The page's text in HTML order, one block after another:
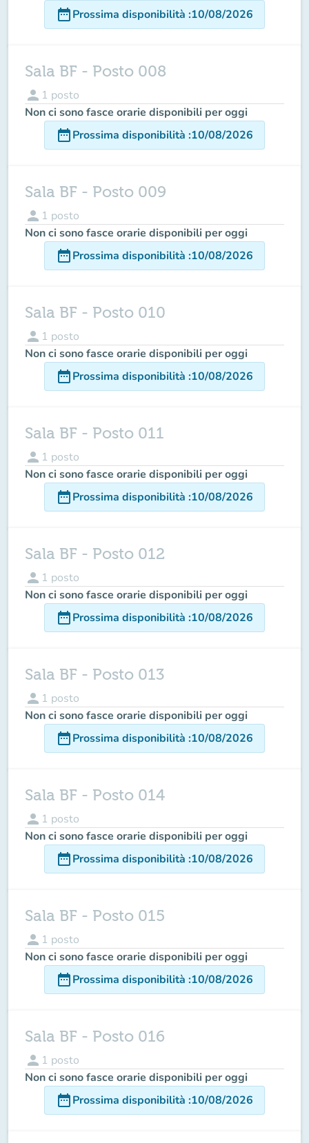
date_rangeProssima disponibilità :10/08/2026
Sala BF - Posto 008
person 1 posto
Non ci sono fasce orarie disponibili per oggi
date_rangeProssima disponibilità :10/08/2026
Sala BF - Posto 009
person 1 posto
Non ci sono fasce orarie disponibili per oggi
date_rangeProssima disponibilità :10/08/2026
Sala BF - Posto 010
person 1 posto
Non ci sono fasce orarie disponibili per oggi
date_rangeProssima disponibilità :10/08/2026
Sala BF - Posto 011
person 1 posto
Non ci sono fasce orarie disponibili per oggi
date_rangeProssima disponibilità :10/08/2026
Sala BF - Posto 012
person 1 posto
Non ci sono fasce orarie disponibili per oggi
date_rangeProssima disponibilità :10/08/2026
Sala BF - Posto 013
person 1 posto
Non ci sono fasce orarie disponibili per oggi
date_rangeProssima disponibilità :10/08/2026
Sala BF - Posto 014
person 1 posto
Non ci sono fasce orarie disponibili per oggi
date_rangeProssima disponibilità :10/08/2026
Sala BF - Posto 015
person 1 posto
Non ci sono fasce orarie disponibili per oggi
date_rangeProssima disponibilità :10/08/2026
Sala BF - Posto 016
person 1 posto
Non ci sono fasce orarie disponibili per oggi
date_rangeProssima disponibilità :10/08/2026